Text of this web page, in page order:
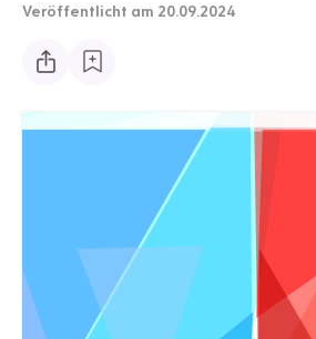
Veröffentlicht am 20.09.2024